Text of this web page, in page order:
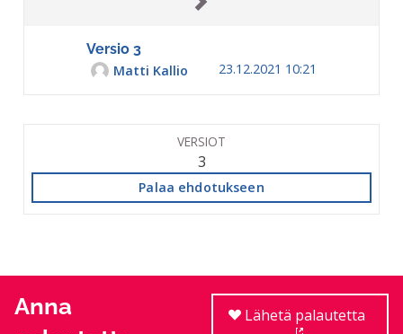
Versio 3
Matti Kallio
23.12.2021 10:21
VERSIOT
3
Palaa ehdotukseen
Anna
Lähetä palautetta